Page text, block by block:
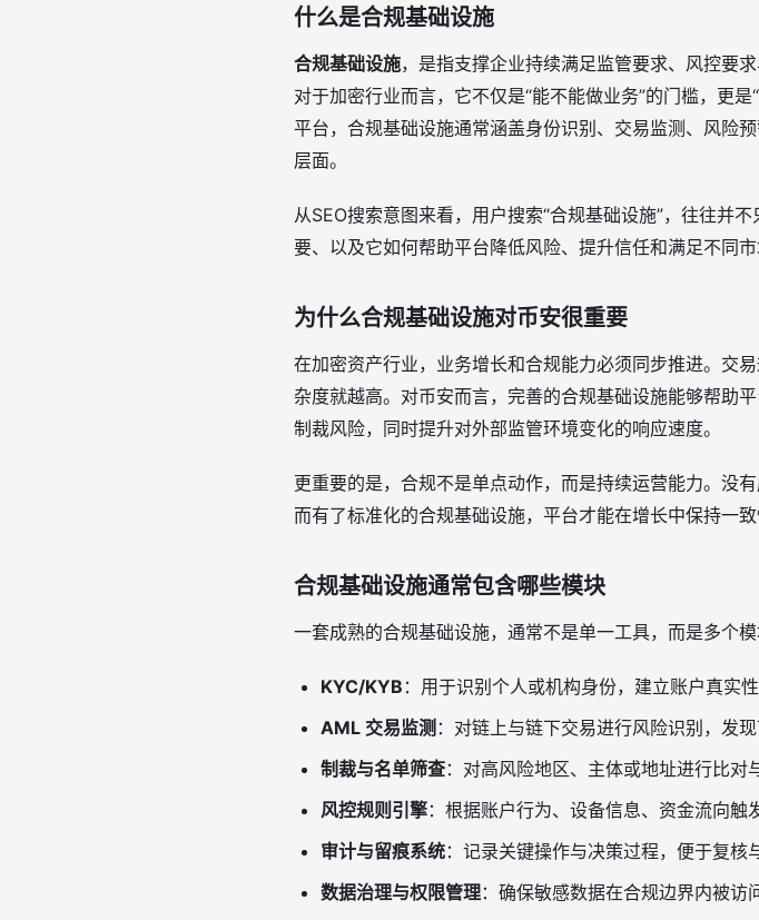
什么是合规基础设施
合规基础设施，是指支撑企业持续满足监管要求、风控要
对于加密行业而言，它不仅是“能不能做业务”的门槛，更
平台，合规基础设施通常涵盖身份识别、交易监测、风险
层面。
从SEO搜索意图来看，用户搜索“合规基础设施”，往往并
要、以及它如何帮助平台降低风险、提升信任和满足不同市
为什么合规基础设施对币安很重要
在加密资产行业，业务增长和合规能力必须同步推进。交
杂度就越高。对币安而言，完善的合规基础设施能够帮助
制裁风险，同时提升对外部监管环境变化的响应速度。
更重要的是，合规不是单点动作，而是持续运营能力。没
而有了标准化的合规基础设施，平台才能在增长中保持一
合规基础设施通常包含哪些模块
一套成熟的合规基础设施，通常不是单一工具，而是多个模
KYC/KYB ：用于识别个人或机构身份，建立账户真实性
AML 交易监测 ：对链上与链下交易进行风险识别，发现
制裁与名单筛查：对高风险地区、主体或地址进行比对
风控规则引擎：根据账户行为、设备信息、资金流向触
审计与留痕系统：记录关键操作与决策过程，便于复核
数据治理与权限管理：确保敏感数据在合规边界内被访